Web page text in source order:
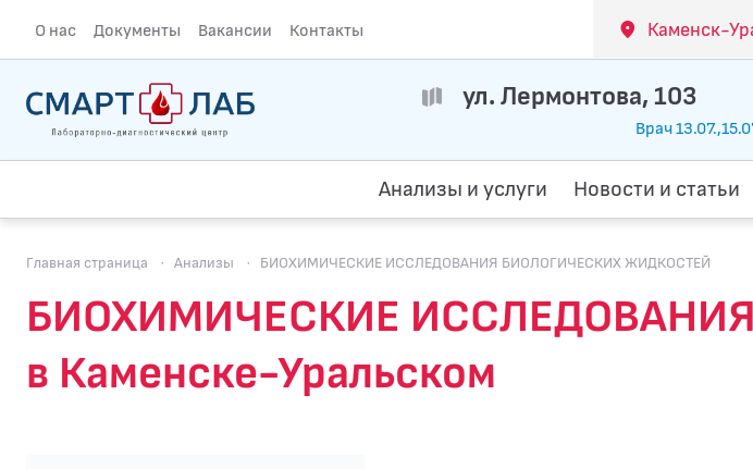
О нас Документы Вакансии Контакты Каменск-
ул. Лермонтова, 103
Врач
Анализы и услуги Новости и статьи
Главная страница · Анализы · БИОХИМИЧЕСКИЕ ИССЛЕДОВАНИЯ БИОЛОГИЧЕСКИХ ЖИДКОСТЕЙ
БИОХИМИЧЕСКИЕ
в Каменске-Уральском